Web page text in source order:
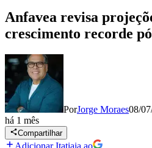
Anfavea revisa
crescimento recorde
PorJorge Moraes08/
há 1 mês
Compartilhar